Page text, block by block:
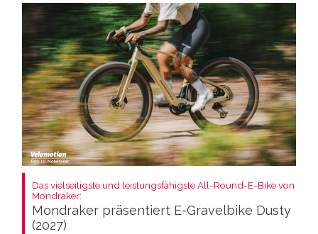
Das vielseitigste und leistungsfähigste All-Round-E-Bike von
Mondraker:
Mondraker präsentiert E-Gravelbike Dusty
(2027)